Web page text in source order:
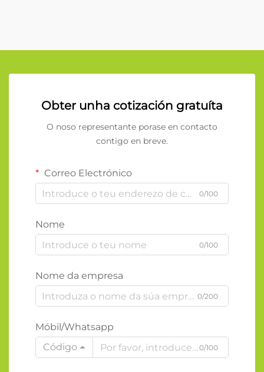
Obter unha cotización gratuíta
O noso representante porase en contacto
contigo en breve.
Correo Electrónico
0/100
Nome
0/100
Nome da empresa
0/200
Móbil/Whatsapp
Código
0/100